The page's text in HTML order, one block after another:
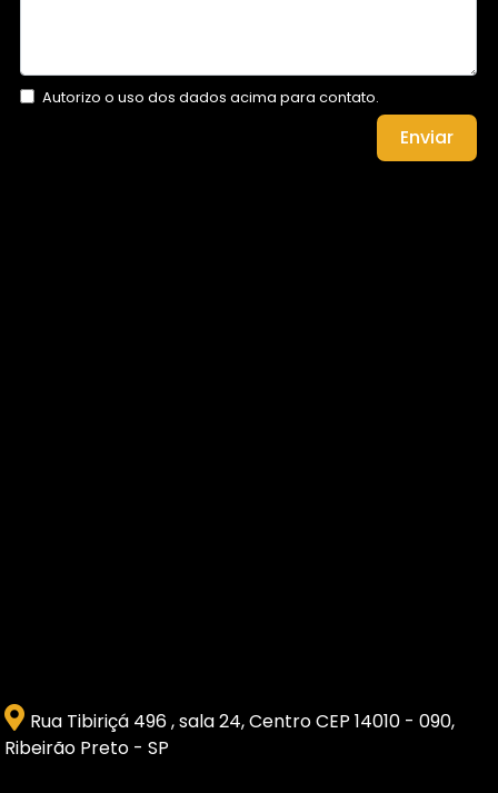
Autorizo o uso dos dados acima para contato.
Enviar
Rua Tibiriçá 496 , sala 24, Centro CEP 14010 - 090,
Ribeirão Preto - SP